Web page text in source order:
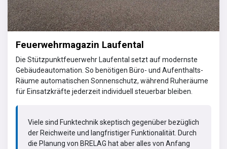
Feuerwehrmagazin Laufental
Die Stützpunktfeuerwehr Laufental setzt auf modernste
Gebäudeautomation. So benötigen Büro- und Aufenthalts-
Räume automatischen Sonnenschutz, während Ruheräume
für Einsatzkräfte jederzeit individuell steuerbar bleiben.
Viele sind Funktechnik skeptisch gegenüber bezüglich
der Reichweite und langfristiger Funktionalität. Durch
die Planung von BRELAG hat aber alles von Anfang